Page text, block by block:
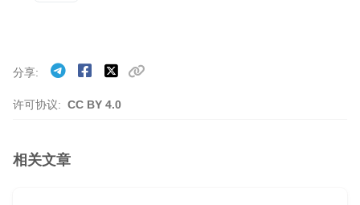
许可协议: CC BY 4.0
分享
相关文章